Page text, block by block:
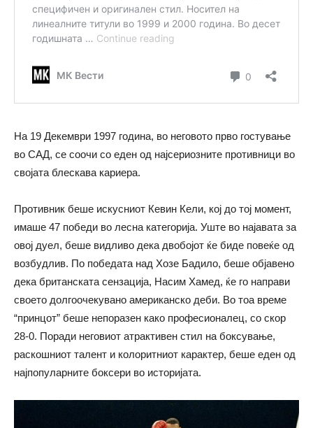
На 19 Декември 1997 година, во неговото прво гостување
во САД, се соочи со еден од најсериозните противници во
својата блескава кариера.
Противник беше искусниот Кевин Кели, кој до тој момент,
имаше 47 победи во лесна категорија. Уште во најавата за
овој дуел, беше видливо дека двобојот ќе биде повеќе од
возбудлив. По победата над Хозе Бадило, беше објавено
дека британската сензација, Насим Хамед, ќе го направи
своето долгоочекувано американско деби. Во тоа време
“принцот” беше непоразен како професионалец, со скор
28-0. Поради неговиот атрактивен стил на боксување,
раскошниот талент и колоритниот карактер, беше еден од
најпопуларните боксери во историјата.